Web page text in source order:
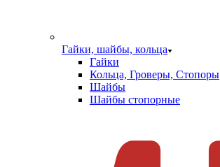
Гайки, шайбы, кольца
Гайки
Кольца, Гроверы, Стопоры
Шайбы
Шайбы стопорные